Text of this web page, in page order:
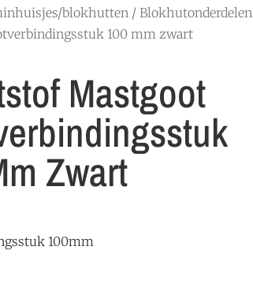
blokhutten / Blokhutonderdelen
100 mm zwart
Mastgoot
Zwart
100mm